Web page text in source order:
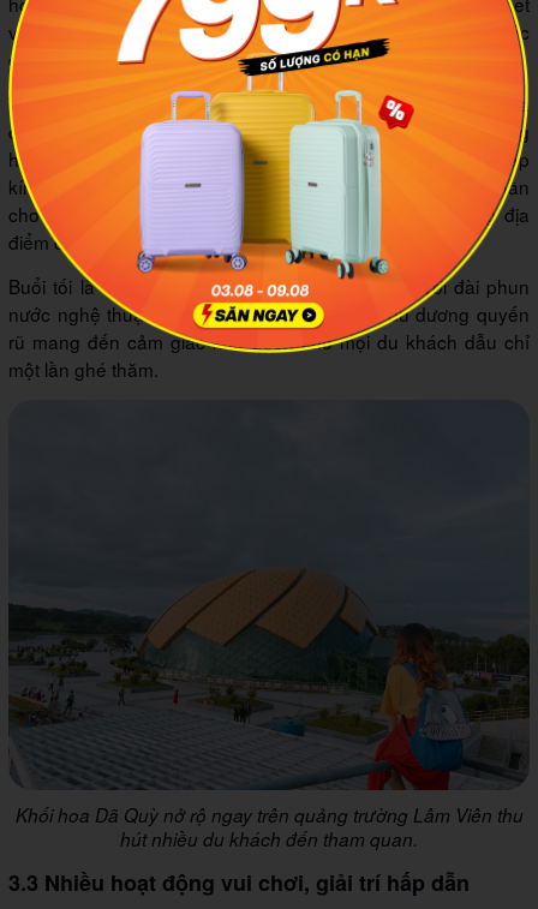
vuông. Bên trong thiết kế tương tự như một sân khấu có sức
chứa hơn nghìn người.
Với kiểu thiết kế nằm nghiêng về một phía, những cánh hoa
được lắp kính vàng ôm sát theo hình vòm tạo nên một bông
hoa Dã Quỳ tuyệt đẹp. Phần còn lại của công trình được lắp
kính xanh. Đây là công trình có thiết kế độc đáo, góp phần
cho quảng trường Lâm Viên trở thành một trong những địa
điểm du lịch đẹp nhất tại Đà Lạt.
Buổi tối là thời điểm đẹp nhất tại quảng trường với đài phun
nước nghệ thuật rực rỡ và những bản nhạc du dương quyến
rũ mang đến cảm giác khó quên cho mọi du khách dẫu chỉ
một lần ghé thăm.
Khối hoa Dã Quỳ nở rộ ngay trên quảng trường Lâm Viên thu
hút nhiều du khách đến tham quan.
3.3 Nhiều hoạt động vui chơi, giải trí hấp dẫn